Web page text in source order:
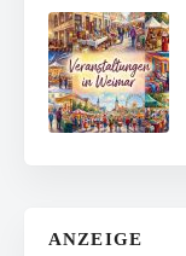
ANZEIGE